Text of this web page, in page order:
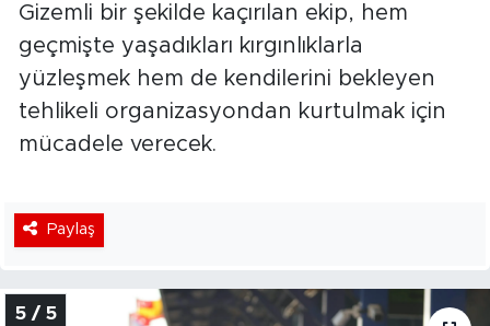
Gizemli bir şekilde kaçırılan ekip, hem
geçmişte yaşadıkları kırgınlıklarla
yüzleşmek hem de kendilerini bekleyen
tehlikeli organizasyondan kurtulmak için
mücadele verecek.
Paylaş
5 / 5